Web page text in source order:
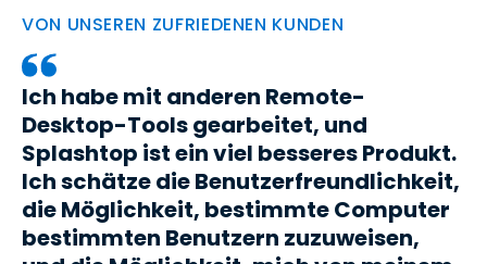
VON UNSEREN ZUFRIEDENEN KUNDEN
Ich habe mit anderen Remote-
Desktop-Tools gearbeitet, und
Splashtop ist ein viel besseres Produkt.
Ich schätze die Benutzerfreundlichkeit,
die Möglichkeit, bestimmte Computer
bestimmten Benutzern zuzuweisen,